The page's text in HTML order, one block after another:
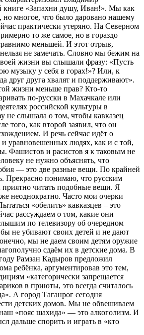
книге «Запахни душу, Иван!». Мы как
но многое, что было даровано нашему
практически утеряно. На Северном
то же самое, но в гораздо
меньшей. И этот отрыв,
не замечать. Словно мы бежим на
жизни вы слышали фразу: «Пусть
музыку у себя в горах!»? Или, к
друг друга хвалят и поддерживают».
жизни меньше прав? Кто-то
по-русски в Махачкале или
российской культуры в
не слышала о том, чтобы кавказец
того, как второй заявил, что он
И речь сейчас идёт о
уравновешенных людях, как и с той,
Фашистов и расистов я к таковым не
не нужно объяснять, что
— это две разные вещи. По крайней
Прекрасно понимаю, что русским
приятно читать подобные вещи. Я
неоднократно. Часто мои очерки
«обелить» кавказцев – это
рассуждаем о том, какие они
по телевизору об очередном
бы не убивают своих детей и не дают
мы не даем своим детям оружие
сдаём их в детские дома. В
Рамзан Кадыров предложил
ребёнка, аргументировав это тем,
«категорически запрещается
в приюты, это всегда считалось
А город Таганрог сегодня
детских домов. Мы не обвешиваем
«пояс шахида» — это алкоголизм. И
дальше спорить и играть в «кто